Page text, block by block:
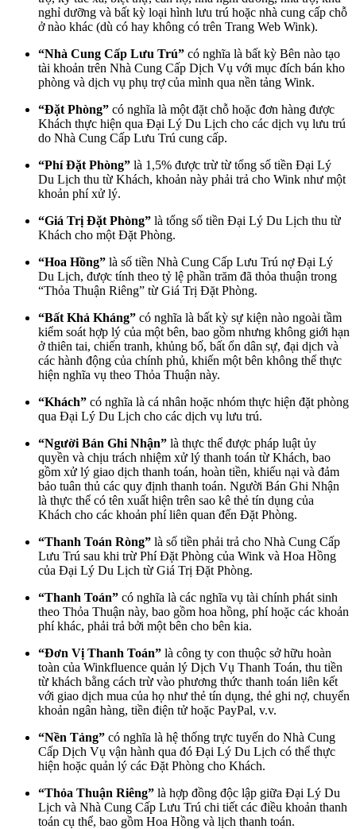
nghỉ dưỡng và bất kỳ loại hình lưu trú hoặc nhà cung cấp chỗ
ở nào khác (dù có hay không có trên Trang Web Wink).
“Nhà Cung Cấp Lưu Trú” có nghĩa là bất kỳ Bên nào tạo
tài khoản trên Nhà Cung Cấp Dịch Vụ với mục đích bán kho
phòng và dịch vụ phụ trợ của mình qua nền tảng Wink.
“Đặt Phòng” có nghĩa là một đặt chỗ hoặc đơn hàng được
Khách thực hiện qua Đại Lý Du Lịch cho các dịch vụ lưu trú
do Nhà Cung Cấp Lưu Trú cung cấp.
“Phí Đặt Phòng” là 1,5% được trừ từ tổng số tiền Đại Lý
Du Lịch thu từ Khách, khoản này phải trả cho Wink như một
khoản phí xử lý.
“Giá Trị Đặt Phòng” là tổng số tiền Đại Lý Du Lịch thu từ
Khách cho một Đặt Phòng.
“Hoa Hồng” là số tiền Nhà Cung Cấp Lưu Trú nợ Đại Lý
Du Lịch, được tính theo tỷ lệ phần trăm đã thỏa thuận trong
“Thỏa Thuận Riêng” từ Giá Trị Đặt Phòng.
“Bất Khả Kháng” có nghĩa là bất kỳ sự kiện nào ngoài tầm
kiểm soát hợp lý của một bên, bao gồm nhưng không giới hạn
ở thiên tai, chiến tranh, khủng bố, bất ổn dân sự, đại dịch và
các hành động của chính phủ, khiến một bên không thể thực
hiện nghĩa vụ theo Thỏa Thuận này.
“Khách” có nghĩa là cá nhân hoặc nhóm thực hiện đặt phòng
qua Đại Lý Du Lịch cho các dịch vụ lưu trú.
“Người Bán Ghi Nhận” là thực thể được pháp luật ủy
quyền và chịu trách nhiệm xử lý thanh toán từ Khách, bao
gồm xử lý giao dịch thanh toán, hoàn tiền, khiếu nại và đảm
bảo tuân thủ các quy định thanh toán. Người Bán Ghi Nhận
là thực thể có tên xuất hiện trên sao kê thẻ tín dụng của
Khách cho các khoản phí liên quan đến Đặt Phòng.
“Thanh Toán Ròng” là số tiền phải trả cho Nhà Cung Cấp
Lưu Trú sau khi trừ Phí Đặt Phòng của Wink và Hoa Hồng
của Đại Lý Du Lịch từ Giá Trị Đặt Phòng.
“Thanh Toán” có nghĩa là các nghĩa vụ tài chính phát sinh
theo Thỏa Thuận này, bao gồm hoa hồng, phí hoặc các khoản
phí khác, phải trả bởi một bên cho bên kia.
“Đơn Vị Thanh Toán” là công ty con thuộc sở hữu hoàn
toàn của Winkfluence quản lý Dịch Vụ Thanh Toán, thu tiền
từ khách bằng cách trừ vào phương thức thanh toán liên kết
với giao dịch mua của họ như thẻ tín dụng, thẻ ghi nợ, chuyển
khoản ngân hàng, tiền điện tử hoặc PayPal, v.v.
“Nền Tảng” có nghĩa là hệ thống trực tuyến do Nhà Cung
Cấp Dịch Vụ vận hành qua đó Đại Lý Du Lịch có thể thực
hiện hoặc quản lý các Đặt Phòng cho Khách.
“Thỏa Thuận Riêng” là hợp đồng độc lập giữa Đại Lý Du
Lịch và Nhà Cung Cấp Lưu Trú chi tiết các điều khoản thanh
toán cụ thể, bao gồm Hoa Hồng và lịch thanh toán.